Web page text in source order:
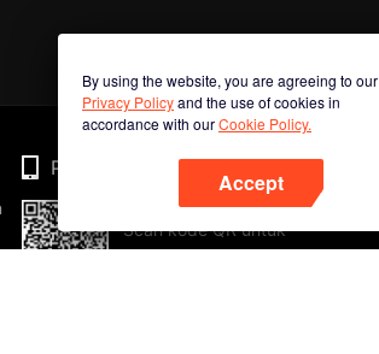
By using the website, you are agreeing to our
Privacy Policyand the use of cookies in
accordance with ourCookie Policy.
Accept
Phone
Scan kode QR untuk
mengunduh sekarang!